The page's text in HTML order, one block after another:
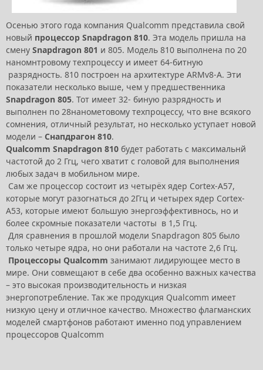
Осенью этого года компания Qualcomm представила свой
новый процессор Snapdragon 810. Эта модель пришла на
смену Snapdragon 801 и 805. Модель 810 выполнена по 20
наномнтровому техпроцессу и имеет 64-битную
разрядность. 810 построен на архитектуре ARMv8-A. Эти
показатели несколько выше, чем у предшественника
Snapdragon 805. Тот имеет 32- биную разрядность и
выполнен по 28нанометовому техпроцессу, что вне всякого
сомнения, отличный результат, но несколько уступает новой
модели – Снапдрагон 810.
Qualcomm Snapdragon 810 будет работать с максимальнй
частотой до 2 Ггц, чего хватит с головой для выполнения
любых задач в мобильном мире.
Сам же процессор состоит из четырёх ядер Cortex-A57,
которые могут разогнаться до 2Ггц и четырех ядер Cortex-
A53, которые имеют большую энергоэффективнось, но и
более скромные показатели частоты в 1,5 Ггц.
Для сравнения в прошлой модели Snapdragon 805 было
только четыре ядра, но они работали на частоте 2,6 Ггц.
Процессоры Qualcomm занимают лидирующее место в
мире. Они совмещают в себе два особенно важных качества
– это высокая производительность и низкая
энергопотребление. Так же продукция Qualcomm имеет
низкую цену и отличное качество. Множество флагманских
моделей смартфонов работают именно под управлением
процессоров Qualcomm